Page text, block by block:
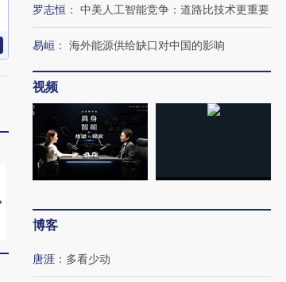
马航飞行员跨国走私7万
粒摇头丸 尿检体内含3种
罗志恒 ： 中美人工智能竞争：道路比技术更重要
易峘 ： 海外能源供给缺口对中国的影响
视频
博客
唐涯 ： 多看少动